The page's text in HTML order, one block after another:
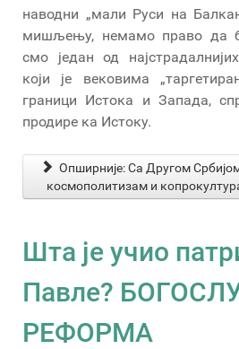
наводни „мали Руси на
мишљењу, немамо право да
смо један од
који је вековима
граници Истока и Запада,
продире ка Истоку.
Опширније: Са Другом
космополитизам и
Шта је учио
Павле?
РЕФОРМА